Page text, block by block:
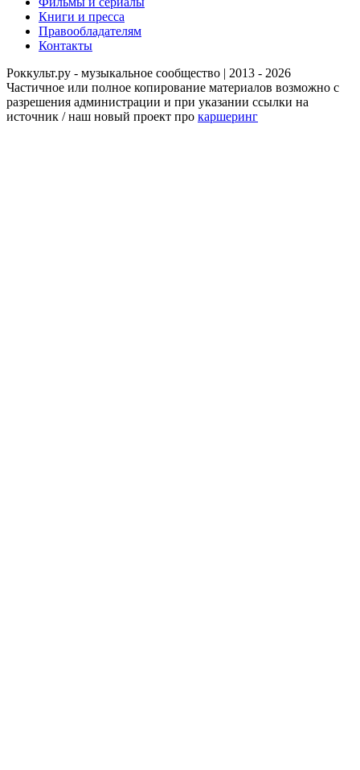
Книги и пресса
Правообладателям
Контакты
Роккульт.ру - музыкальное сообщество | 2013 - 2026
Частичное или полное копирование материалов возможно с
разрешения администрации и при указании ссылки на
источник / наш новый проект про каршеринг